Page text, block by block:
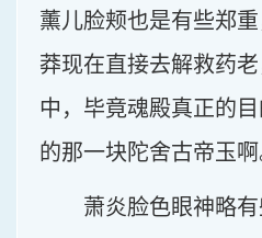
薰儿脸颊也是有些郑
莽现在直接去解救药
中，毕竟魂殿真正的
的那一块陀舍古帝玉啊
萧炎脸色眼神略